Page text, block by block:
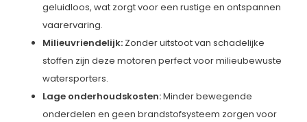
geluidloos, wat zorgt voor een rustige en ontspannen
vaarervaring.
Milieuvriendelijk: Zonder uitstoot van schadelijke
stoffen zijn deze motoren perfect voor milieubewuste
watersporters.
Lage onderhoudskosten:Minder bewegende
onderdelen en geen brandstofsysteem zorgen voor